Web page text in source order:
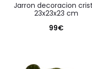
jarron decoracion cristal
23x23x23 cm
99€